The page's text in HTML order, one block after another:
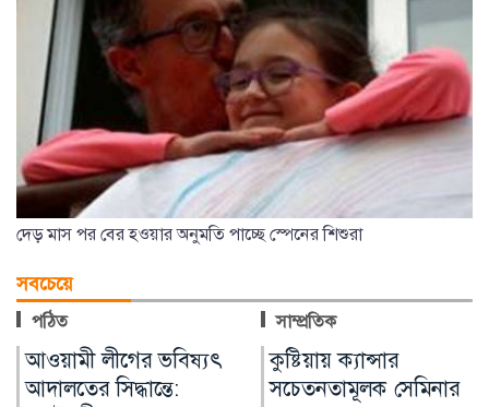
সবচেয়ে
পঠিত সাম্প্রতিক
কুষ্টিয়ায় ক্যান্সার
সচেতনতামূলক সেমিনার
কুষ্টিয়ার মিরপুরে ক্যান্সার
সচেতনতামূলক সেমিনার অনুষ্ঠিত
হয়েছে। সেমিনারে প্রা...
লাখ টাকার ফল-নাস্তা নিয়ে
সাবেক ইউএনওকে ঘিরে
প্রশ্ন
কুষ্টিয়ার মিরপুর উপজেলার সাবেক
নির্বাহী কর্মকর্তা (ইউএনও)
নাজমুল ইসলামের বিরু...
যোদ্ধা নন: বিএনপি নেতা
কক্সবাজারের চকরিয়া উপজেলা
বিএনপির সভাপতি এনামুল
হকের বক্তব্যকে কেন্দ্র করে জু...
কে কোথায়?
সাবেক প্রধানমন্ত্রী শেখ হাসিনার
সরকারের পতনের পর তাঁর
পরিবারের সদস্য ও ঘনিষ্ঠ...